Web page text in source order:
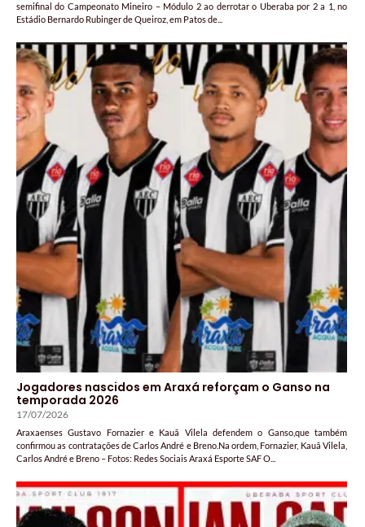
semifinal do Campeonato Mineiro – Módulo 2 ao derrotar o Uberaba por 2 a 1, no
Estádio Bernardo Rubinger de Queiroz, em Patos de...
Jogadores nascidos em Araxá reforçam o Ganso na
temporada 2026
17/07/2026
Araxaenses Gustavo Fornazier e Kauã Vilela defendem o Ganso,que também
confirmou as contratações de Carlos André e Breno.Na ordem, Fornazier, Kauã Vilela,
Carlos André e Breno – Fotos: Redes Sociais Araxá Esporte SAF O...